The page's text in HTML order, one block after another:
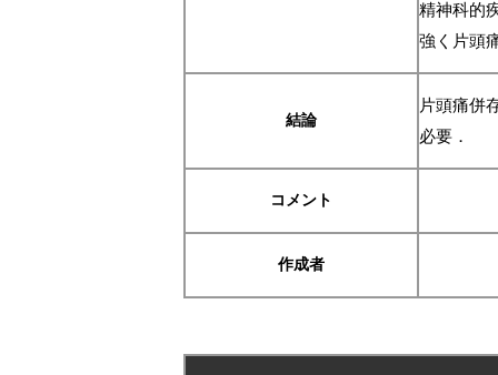
精神科的
強く片頭
結論
片頭痛併
必要．
コメント
作成者